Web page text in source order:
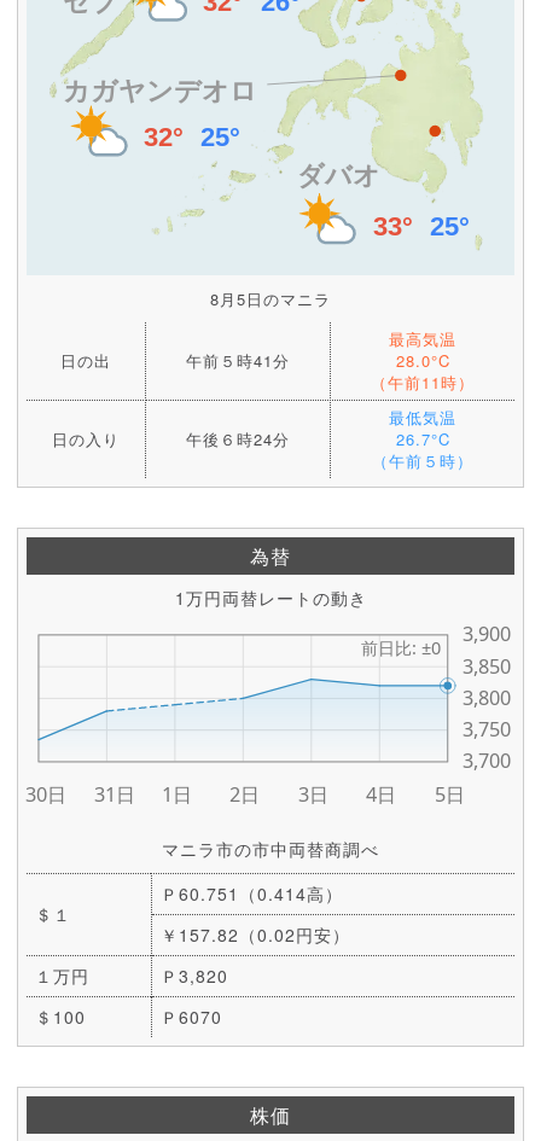
8月5日のマニラ
日の出 午前５時41分
最高気温
28.0°C
（午前11時）
日の入り 午後６時24分
最低気温
26.7°C
（午前５時）
為替
1万円両替レートの動き
マニラ市の市中両替商調べ
＄１
Ｐ60.751（0.414高）
￥157.82（0.02円安）
１万円
Ｐ3,820
＄100
Ｐ6070
株価